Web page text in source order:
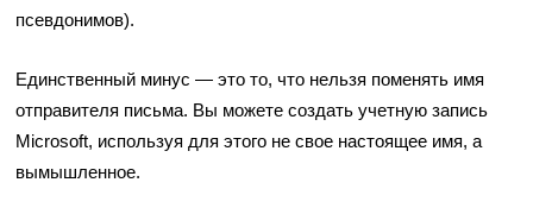
псевдонимов).
Единственный минус — это то, что нельзя поменять имя
отправителя письма. Вы можете создать учетную запись
Microsoft, используя для этого не свое настоящее имя, а
вымышленное.